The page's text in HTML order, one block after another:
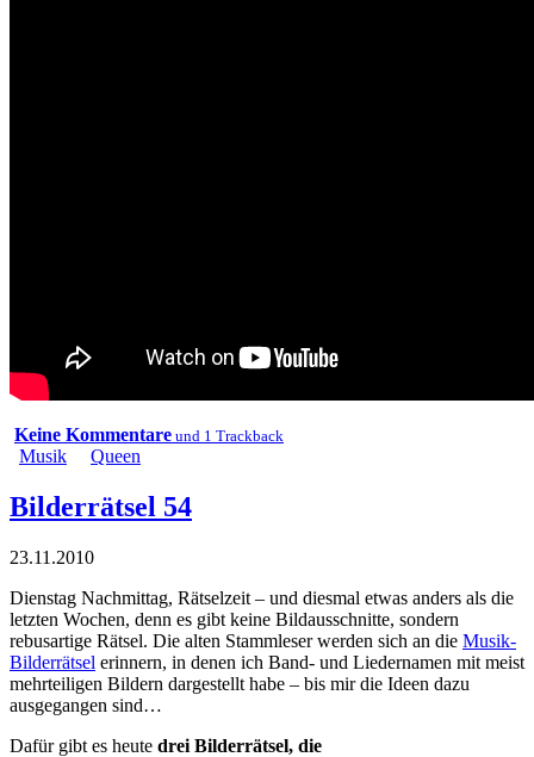
Keine Kommentare und 1 Trackback
Musik Queen
Bilderrätsel 54
23.11.2010
Dienstag Nachmittag, Rätselzeit – und diesmal etwas anders als die
letzten Wochen, denn es gibt keine Bildausschnitte, sondern
rebusartige Rätsel. Die alten Stammleser werden sich an die Musik-
Bilderrätsel erinnern, in denen ich Band- und Liedernamen mit meist
mehrteiligen Bildern dargestellt habe – bis mir die Ideen dazu
ausgegangen sind…
Dafür gibt es heute drei Bilderrätsel, die